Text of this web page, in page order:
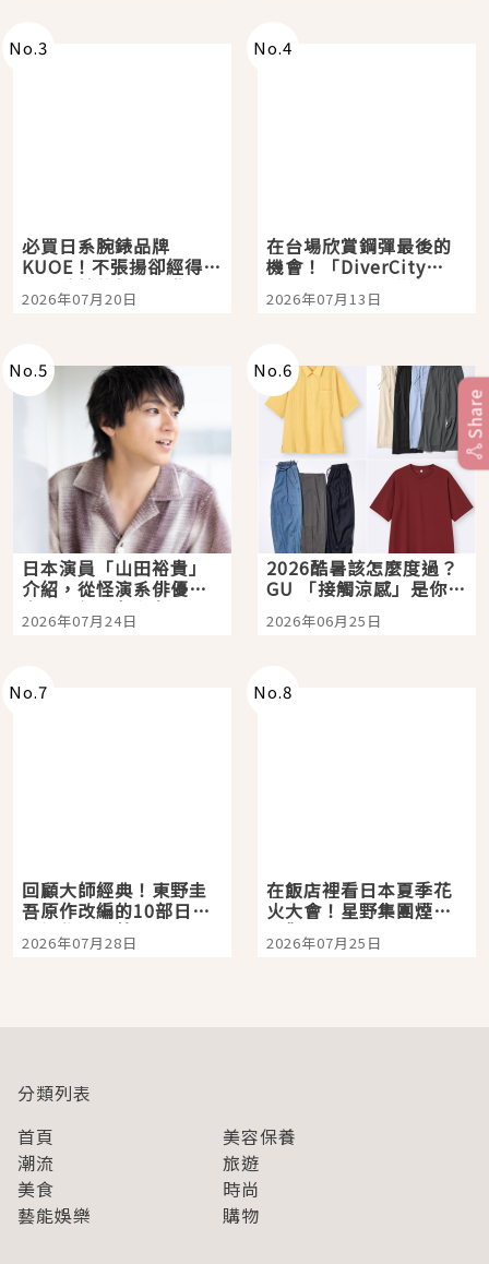
No.3
必買日系腕錶品牌
KUOE！不張揚卻經得起
時間洗鍊的經典之作五
選
2026年07月20日
No.4
在台場欣賞鋼彈最後的
機會！「DiverCity
Tokyo Plaza」搭船、
購物、美食及夜景，一
2026年07月13日
No.5
日本演員「山田裕貴」
介紹，從怪演系俳優走
向國民級日劇主角
2026年07月24日
No.6
2026酷暑該怎麼度過？
GU 「接觸涼感」是你的
夏日救星
2026年06月25日
No.7
回顧大師經典！東野圭
吾原作改編的10部日本
影視作品推薦
2026年07月28日
No.8
在飯店裡看日本夏季花
火大會！星野集團煙火
景觀飯店6選，讓你不用
人擠人悠閒欣賞
2026年07月25日
Share
分類列表
首頁
美容保養
潮流
旅遊
美食
時尚
藝能娛樂
購物